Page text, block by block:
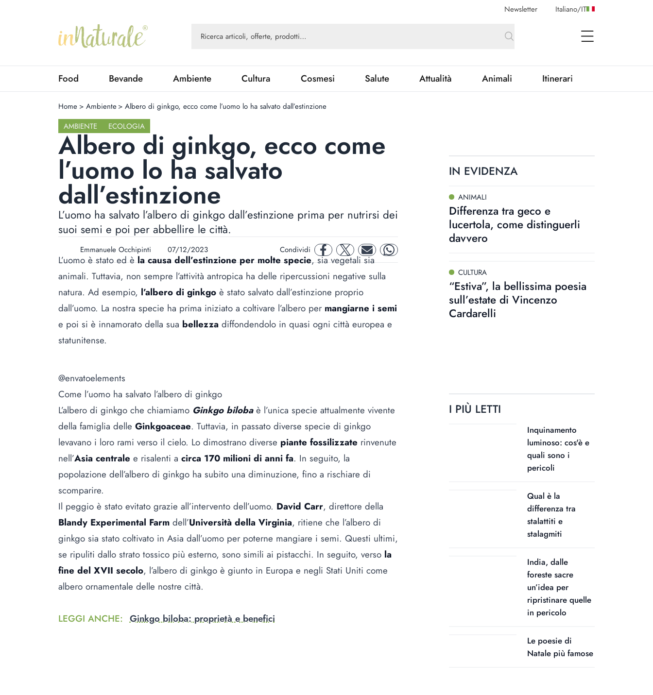
Newsletter Italiano/IT
open Menu
Food Bevande Ambiente Cultura Cosmesi Salute Attualità Animali Itinerari
Home > Ambiente > Albero di ginkgo, ecco come l’uomo lo ha salvato dall’estinzione
AMBIENTE
ECOLOGIA
Albero di ginkgo, ecco come
l’uomo lo ha salvato
dall’estinzione
L’uomo ha salvato l’albero di ginkgo dall’estinzione prima per nutrirsi dei
suoi semi e poi per abbellire le città.
Emmanuele Occhipinti 07/12/2023 Condividi facebooktwitter mail whatsapp
L’uomo è stato ed èla causa dell’estinzione per molte specie, sia vegetali sia
animali. Tuttavia, non sempre l’attività antropica ha delle ripercussioni negative sulla
natura. Ad esempio, l’albero di ginkgo è stato salvato dall’estinzione proprio
dall’uomo. La nostra specie ha prima iniziato a coltivare l’albero per mangiarne i semi
e poi si è innamorato della sua bellezza diffondendolo in quasi ogni città europea e
statunitense.
@envatoelements
Come l’uomo ha salvato l’albero di ginkgo
L’albero di ginkgo che chiamiamo Ginkgo bilobaè l’unica specie attualmente vivente
della famiglia delle Ginkgoaceae. Tuttavia, in passato diverse specie di ginkgo
levavano i loro rami verso il cielo. Lo dimostrano diverse piante fossilizzate rinvenute
nell’Asia centrale e risalenti a circa 170 milioni di anni fa. In seguito, la
popolazione dell’albero di ginkgo ha subito una diminuzione, fino a rischiare di
scomparire.
Il peggio è stato evitato grazie all’intervento dell’uomo. David Carr, direttore della
Blandy Experimental Farm dell’Università della Virginia, ritiene che l’albero di
ginkgo sia stato coltivato in Asia dall’uomo per poterne mangiare i semi. Questi ultimi,
se ripuliti dallo strato tossico più esterno, sono simili ai pistacchi. In seguito, verso la
fine del XVII secolo, l’albero di ginkgo è giunto in Europa e negli Stati Uniti come
albero ornamentale delle nostre città.
LEGGI ANCHE: Ginkgo biloba: proprietà e benefici
IN EVIDENZA
ANIMALI
Differenza tra geco e
lucertola, come distinguerli
davvero
CULTURA
“Estiva”, la bellissima poesia
sull’estate di Vincenzo
Cardarelli
I PIÙ LETTI
Inquinamento
luminoso: cos'è e
quali sono i
pericoli
Qual è la
differenza tra
stalattiti e
stalagmiti
India, dalle
foreste sacre
un’idea per
ripristinare quelle
in pericolo
Le poesie di
Natale più famose